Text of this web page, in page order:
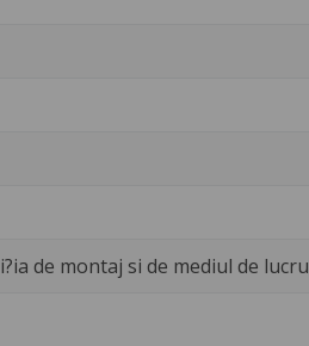
de montaj si de mediul de lucru